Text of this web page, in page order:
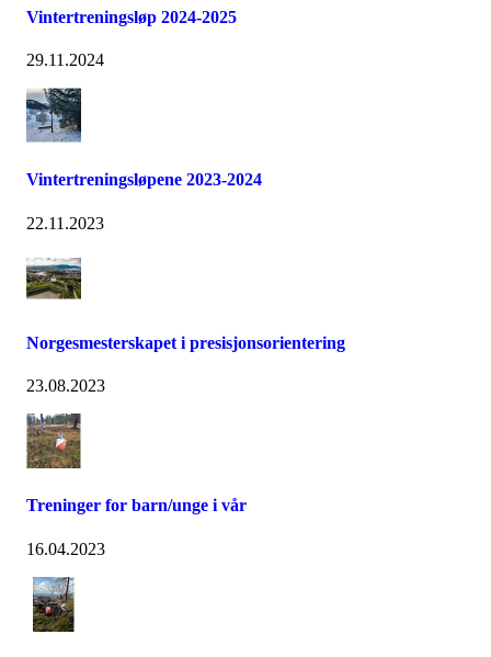
Vintertreningsløp 2024-2025
29.11.2024
Vintertreningsløpene 2023-2024
22.11.2023
Norgesmesterskapet i presisjonsorientering
23.08.2023
Treninger for barn/unge i vår
16.04.2023